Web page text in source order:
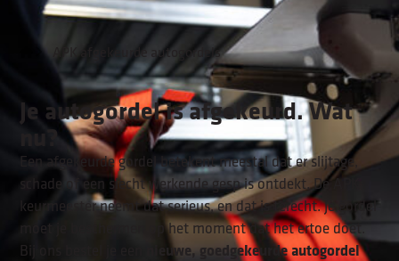
APK afgekeurde autogordels
Je autogordel is afgekeurd. Wat
nu?
Een afgekeurde gordel betekent meestal dat er slijtage,
schade of een slecht werkende gesp is ontdekt. De APK-
keurmeester neemt dat serieus, en dat is terecht. Je gordel
moet je beschermen op het moment dat het ertoe doet.
Bij ons bestel je een
nieuwe, goedgekeurde autogordel